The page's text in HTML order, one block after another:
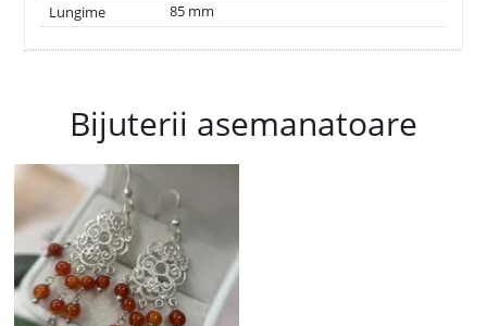
Lungime
85 mm
Bijuterii asemanatoare